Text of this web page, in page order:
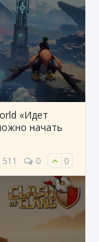
«Идет
начать
511 0 0